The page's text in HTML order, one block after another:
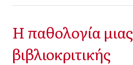
Η παθολογία μιας
βιβλιοκριτικής